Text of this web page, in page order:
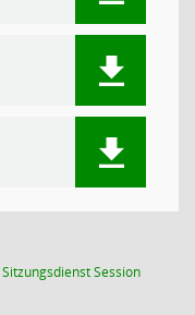
SitzungsdienstSession(Wird in